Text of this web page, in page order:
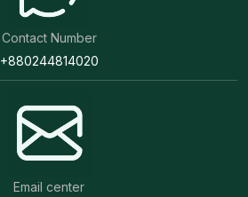
Contact Number
+880244814020
Email center